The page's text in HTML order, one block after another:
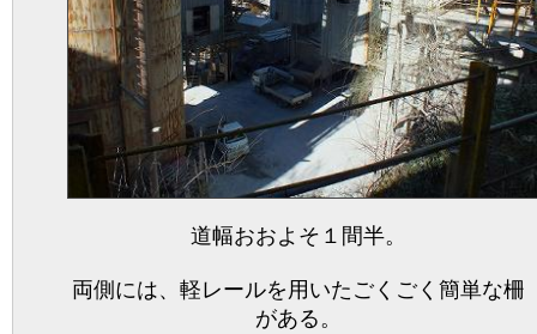
道幅おおよそ１間半。
両側には、軽レールを用いたごくごく簡単な柵
がある。